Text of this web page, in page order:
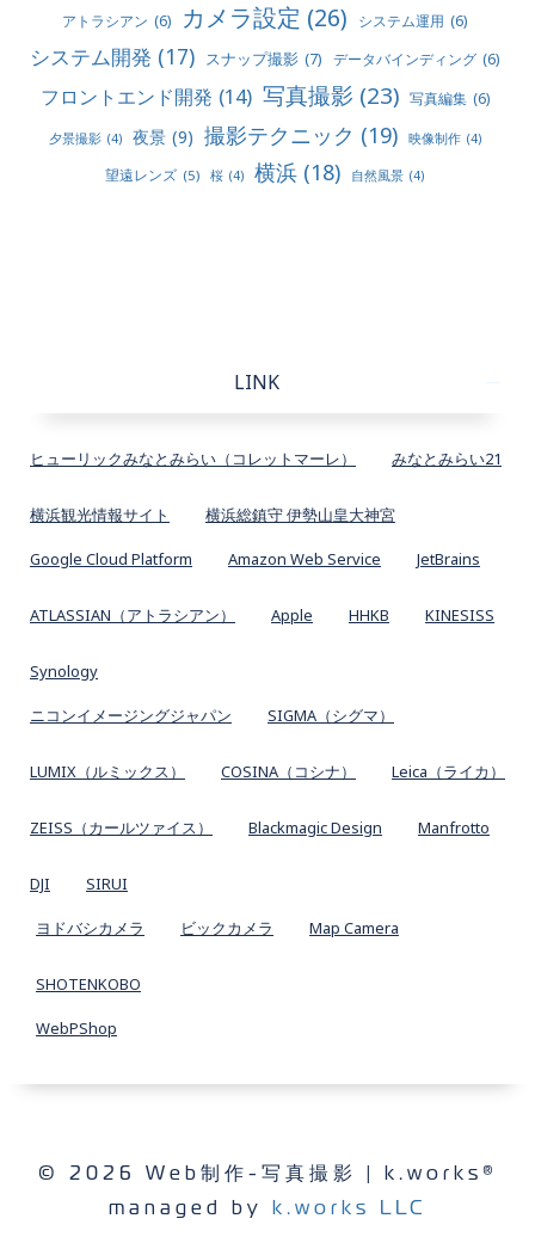
アトラシアン (6) カメラ設定 (26) システム運用 (6)
システム開発 (17) スナップ撮影 (7) データバインディング (6)
フロントエンド開発 (14) 写真撮影 (23) 写真編集 (6)
夕景撮影 (4) 夜景 (9) 撮影テクニック (19) 映像制作 (4)
望遠レンズ (5) 桜 (4) 横浜 (18) 自然風景 (4)
LINK
ヒューリックみなとみらい（コレットマーレ） みなとみらい21
横浜観光情報サイト 横浜総鎮守 伊勢山皇大神宮
Google Cloud Platform Amazon Web Service JetBrains
ATLASSIAN（アトラシアン） Apple HHKB KINESISS
Synology
ニコンイメージングジャパン SIGMA（シグマ）
LUMIX（ルミックス） COSINA（コシナ） Leica（ライカ）
ZEISS（カールツァイス） Blackmagic Design Manfrotto
DJI SIRUI
ヨドバシカメラ ビックカメラ Map Camera
SHOTENKOBO
WebPShop
© 2026 Web制作-写真撮影 | k.works®
managed by
k.works LLC